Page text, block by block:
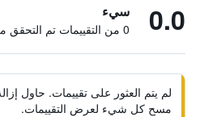
0.0 سيء
0 من التقييمات تم التحقق منها
لم يتم العثور على تقييمات. حاول
مسح كل شيء لعرض التقييمات.